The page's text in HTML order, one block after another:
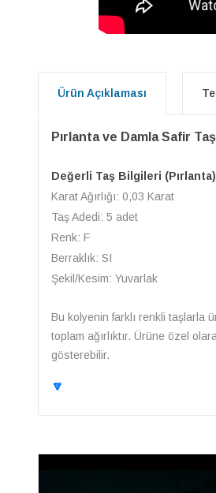
Ürün Açıklaması
Pırlanta ve Damla Safir
Değerli Taş Bilgileri (Pırlanta)
Karat Ağırlığı: 0,03 Karat
Taş Adedi: 5 adet
Renk: F
Berraklık: SI
Şekil/Kesim: Yuvarlak
Bu kolyenin farklı renkli taşlarla
toplam ağırlıktır. Ürüne özel
gösterebilir.
🔽